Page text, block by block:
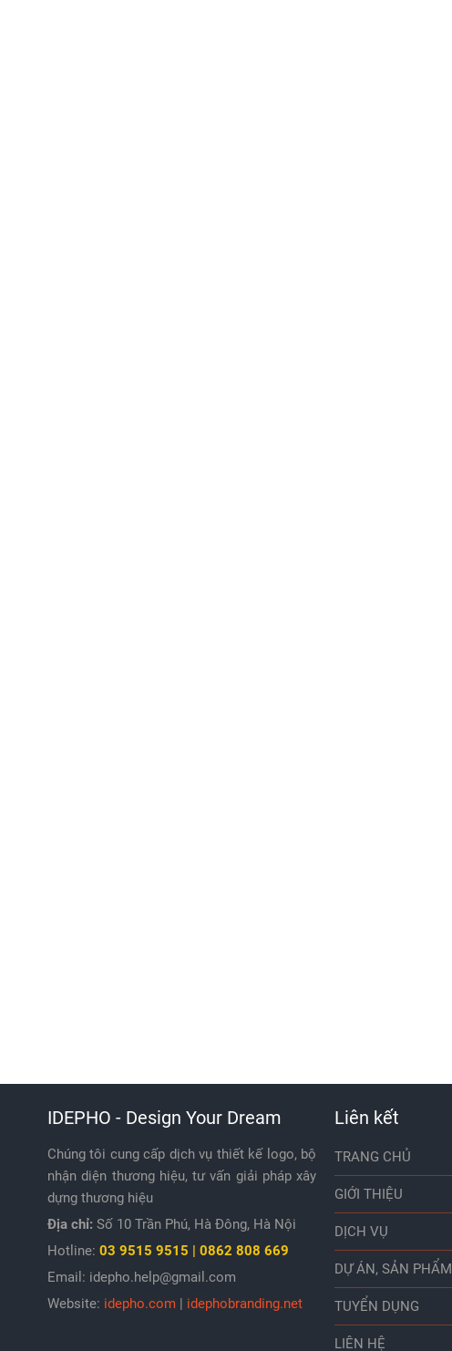
IDEPHO - Design Your Dream
Chúng tôi cung cấp dịch vụ thiết kế logo, bộ
nhận diện thương hiệu, tư vấn giải pháp xây
dựng thương hiệu
Địa chỉ: Số 10 Trần Phú, Hà Đông, Hà Nội
Hotline: 03 9515 9515 | 0862 808 669
Email: idepho.help@gmail.com
Website: idepho.com | idephobranding.net
Liên kết
TRANG CHỦ
GIỚI THIỆU
DỊCH VỤ
DỰ ÁN, SẢN PHẨM
TUYỂN DỤNG
LIÊN HỆ